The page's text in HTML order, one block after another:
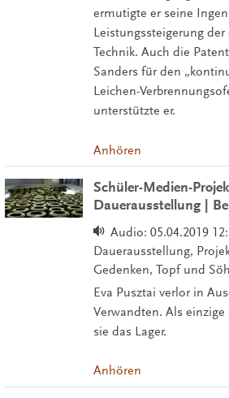
ermutigte er seine
Leistungssteigerung
Technik. Auch die
Sanders für den
Leichen-
unterstützte er.
Anhören
Schüler-Medien-
Dauerausstellung |
Audio: 05.04.2019
Dauerausstellung,
Gedenken, Topf und
Eva Pusztai verlor in
Verwandten. Als
sie das Lager.
Anhören